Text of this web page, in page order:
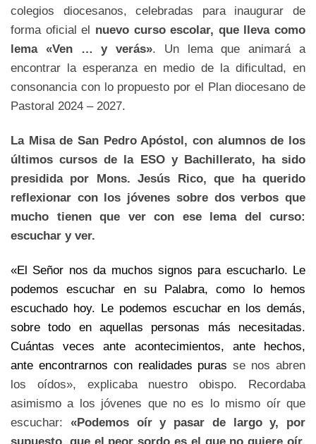
colegios diocesanos, celebradas para inaugurar de
forma oficial el nuevo curso escolar, que lleva como
lema «Ven … y verás». Un lema que animará a
encontrar la esperanza en medio de la dificultad, en
consonancia con lo propuesto por el Plan diocesano de
Pastoral 2024 – 2027.
La Misa de San Pedro Apóstol, con alumnos de los
últimos cursos de la ESO y Bachillerato, ha sido
presidida por Mons. Jesús Rico, que ha querido
reflexionar con los jóvenes sobre dos verbos que
mucho tienen que ver con ese lema del curso:
escuchar y ver.
«El Señor nos da muchos signos para escucharlo. Le
podemos escuchar en su Palabra, como lo hemos
escuchado hoy. Le podemos escuchar en los demás,
sobre todo en aquellas personas más necesitadas.
Cuántas veces ante acontecimientos, ante hechos,
ante encontrarnos con realidades purasse nos abren
los oídos», explicaba nuestro obispo. Recordaba
asimismo a los jóvenes que no es lo mismo oír que
escuchar: «Podemos oír y pasar de largo y, por
supuesto, que el peor sordo es el que no quiere oír.